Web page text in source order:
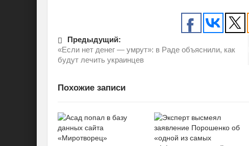
Предыдущий:
«Если нет денег — умрут»: в Раде объяснили, как
будут лечить украинцев
Похожие записи